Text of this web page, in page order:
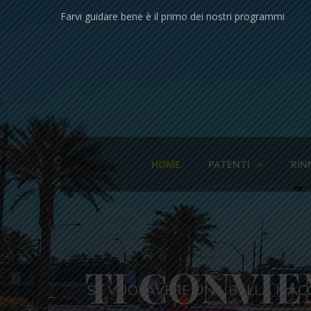
Farvi guidare bene è il primo dei nostri programmi
HOME PATENTI
TI
SE VUOI AVERE UNA BELLA